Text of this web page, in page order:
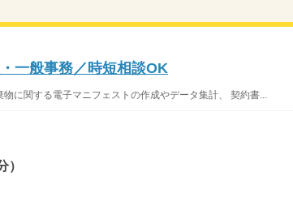
一般事務／時短相談OK
に関する電子マニフェストの作成やデータ集計、 契約書...
）